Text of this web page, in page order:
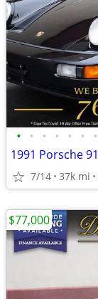
• • • • • • •
7/14 37k mi
$77,000